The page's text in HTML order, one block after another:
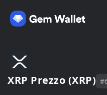
XRP Prezzo (XRP)